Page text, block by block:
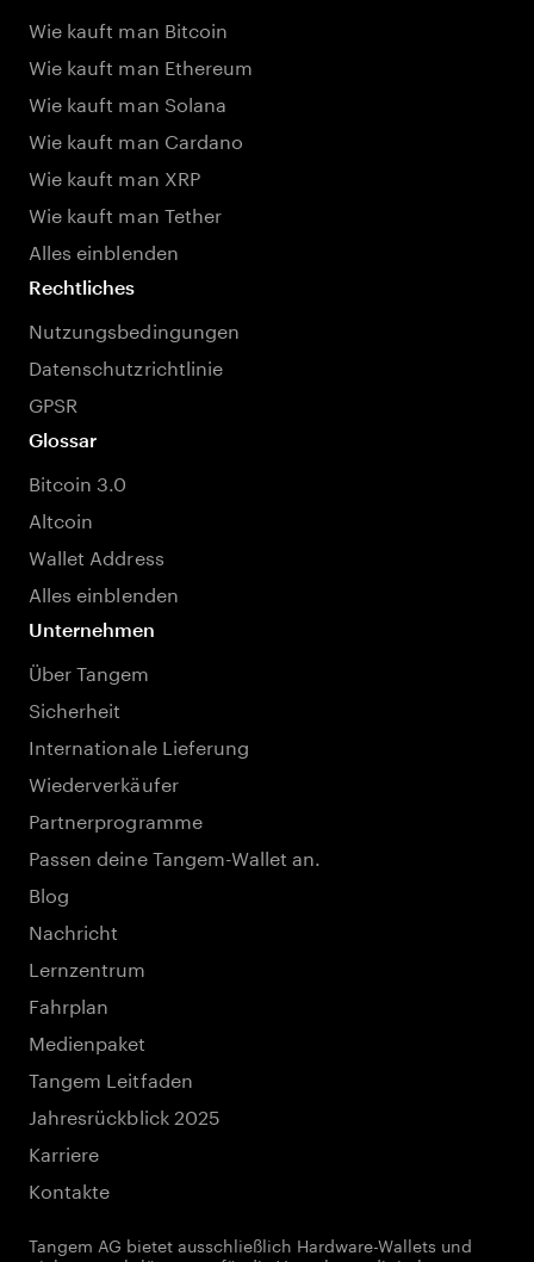
Wie kauft man Bitcoin
Wie kauft man Ethereum
Wie kauft man Solana
Wie kauft man Cardano
Wie kauft man XRP
Wie kauft man Tether
Alles einblenden
Rechtliches
Nutzungsbedingungen
Datenschutzrichtlinie
GPSR
Glossar
Bitcoin 3.0
Altcoin
Wallet Address
Alles einblenden
Unternehmen
Über Tangem
Sicherheit
Internationale Lieferung
Wiederverkäufer
Partnerprogramme
Passen deine Tangem-Wallet an.
Blog
Nachricht
Lernzentrum
Fahrplan
Medienpaket
Tangem Leitfaden
Jahresrückblick 2025
Karriere
Kontakte
Tangem AG bietet ausschließlich Hardware-Wallets und